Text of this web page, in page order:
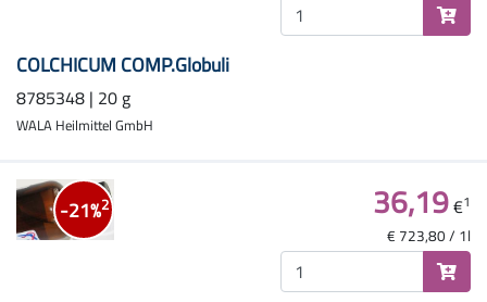
COLCHICUM COMP.Globuli
8785348 | 20 g
WALA Heilmittel GmbH
-21%2 36,19€1
€ 723,80 / 1l